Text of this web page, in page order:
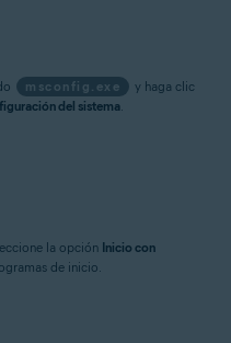
msconfig.exe
y haga clic
del sistema.
la opción Inicio con
de inicio.